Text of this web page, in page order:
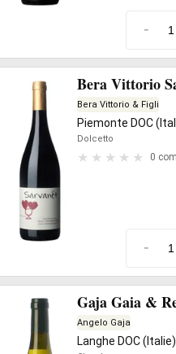
-
Bera Vittorio
Bera Vittorio & Figli
Piemonte DOC
Dolcetto
0
-
Gaja Gaia &
Angelo Gaja
Langhe DOC (Italie)